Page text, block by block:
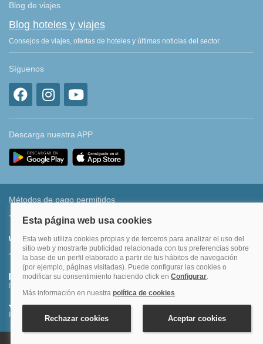
Blog de viajes
Blog hoteles y viajes
Consejos de viajes, ofertas de hoteles y últimas noticias del sector.
Síguenos
Descarga nuestra APP
Métodos de pago permitidos
Transferencia bancaria
Divide tu compra en 3 pagos al 0% TAE
Financia hasta en 12 meses o en 4 pagos sin intereses